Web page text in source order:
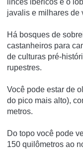
javalis e milhares de
Há bosques de
castanheiros para
de culturas pré-
rupestres.
Você pode estar de
do pico mais alto),
metros.
Do topo você pode
150 quilômetros ao